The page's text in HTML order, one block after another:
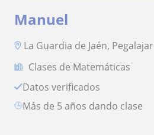
Manuel
La Guardia de Jaén, Pegalajar
Clases de Matemáticas
Datos verificados
más de 5 años dando clase